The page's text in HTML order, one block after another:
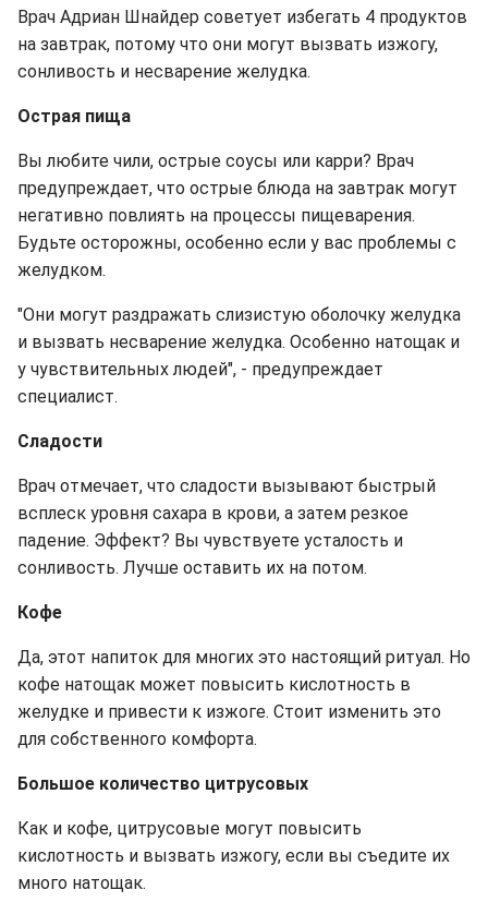
Врач Адриан Шнайдер советует избегать 4 продуктов
на завтрак, потому что они могут вызвать изжогу,
сонливость и несварение желудка.
Острая пища
Вы любите чили, острые соусы или карри? Врач
предупреждает, что острые блюда на завтрак могут
негативно повлиять на процессы пищеварения.
Будьте осторожны, особенно если у вас проблемы с
желудком.
"Они могут раздражать слизистую оболочку желудка
и вызвать несварение желудка. Особенно натощак и
у чувствительных людей", - предупреждает
специалист.
Сладости
Врач отмечает, что сладости вызывают быстрый
всплеск уровня сахара в крови, а затем резкое
падение. Эффект? Вы чувствуете усталость и
сонливость. Лучше оставить их на потом.
Кофе
Да, этот напиток для многих это настоящий ритуал. Но
кофе натощак может повысить кислотность в
желудке и привести к изжоге. Стоит изменить это
для собственного комфорта.
Большое количество цитрусовых
Как и кофе, цитрусовые могут повысить
кислотность и вызвать изжогу, если вы съедите их
много натощак.